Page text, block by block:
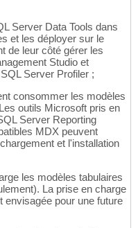
Server Data Tools dans
et les déployer sur le
de leur côté gérer les
Studio et
Server Profiler ;
consommer les modèles
outils Microsoft pris en
Server Reporting
MDX peuvent
et l'installation
les modèles tabulaires
La prise en charge
pour une future